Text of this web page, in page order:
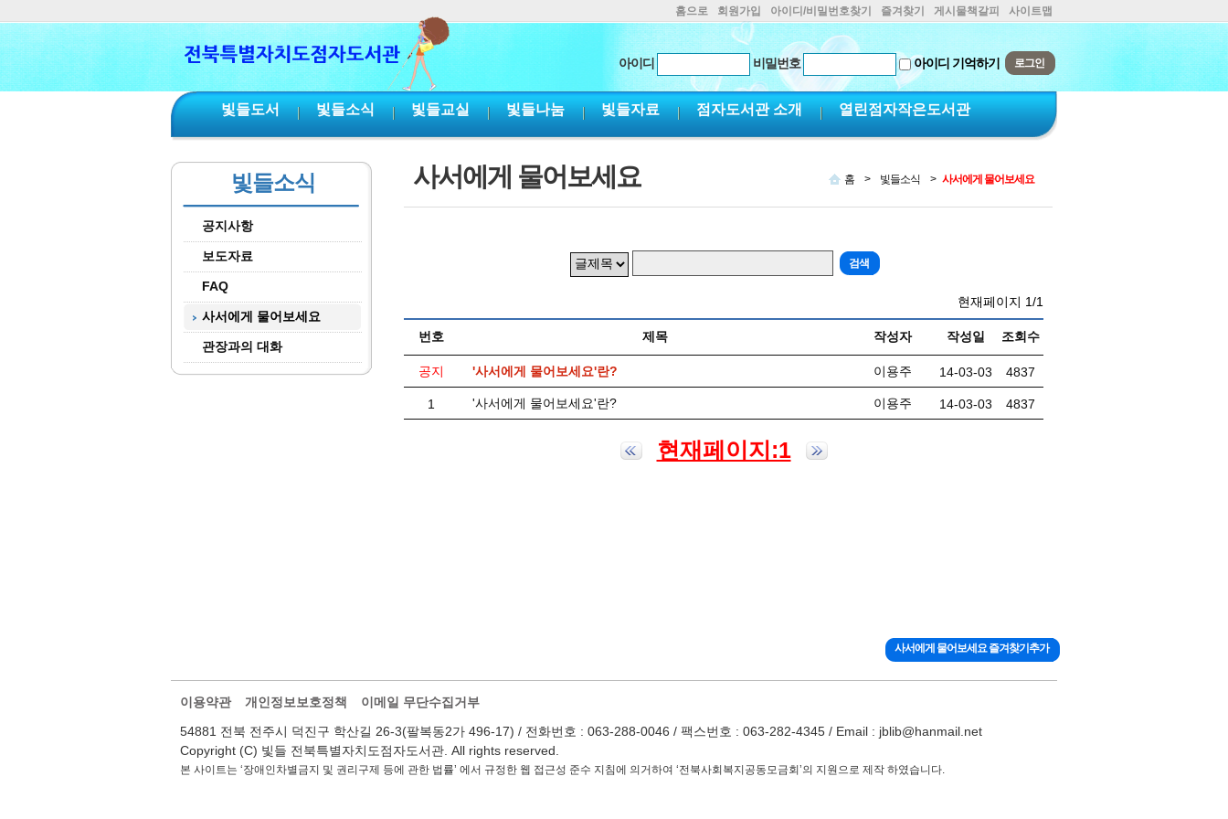
홈으로 회원가입 아이디/비밀번호찾기 즐겨찾기 게시물책갈피 사이트맵
아이디 비밀번호 아이디 기억하기
빛들도서 빛들소식 빛들교실 빛들나눔 빛들자료 점자도서관 소개 열린점자작은도서관
빛들소식
공지사항
보도자료
FAQ
사서에게 물어보세요
관장과의 대화
홈 > 빛들소식 > 사서에게 물어보세요
사서에게 물어보세요
현재페이지 1/1
번호 제목 작성자 작성일 조회수
공지 '사서에게 물어보세요'란? 이용주 14-03-03 4837
1 '사서에게 물어보세요'란? 이용주 14-03-03 4837
현재페이지:1
사서에게 물어보세요 즐겨찾기추가
이용약관 개인정보보호정책
이메일 무단수집거부
54881 전북 전주시 덕진구 학산길 26-3(팔복동2가 496-17) / 전화번호 : 063-288-0046 / 팩스번호 : 063-282-4345 / Email : jblib@hanmail.net
Copyright (C) 빛들 전북특별자치도점자도서관. All rights reserved.
본 사이트는 ‘장애인차별금지 및 권리구제 등에 관한 법률’ 에서 규정한 웹 접근성 준수 지침에 의거하여 ‘전북사회복지공동모금회’의 지원으로 제작 하였습니다.